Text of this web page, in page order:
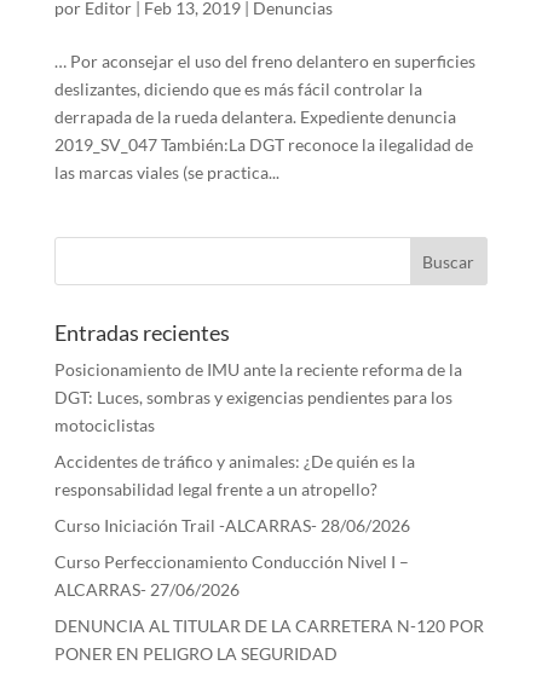
por Editor| Feb 13, 2019| Denuncias
… Por aconsejar el uso del freno delantero en superficies
deslizantes, diciendo que es más fácil controlar la
derrapada de la rueda delantera. Expediente denuncia
2019_SV_047 También:La DGT reconoce la ilegalidad de
las marcas viales (se practica...
Entradas recientes
Posicionamiento de IMU ante la reciente reforma de la
DGT: Luces, sombras y exigencias pendientes para los
motociclistas
Accidentes de tráfico y animales: ¿De quién es la
responsabilidad legal frente a un atropello?
Curso Iniciación Trail -ALCARRAS- 28/06/2026
Curso Perfeccionamiento Conducción Nivel I –
ALCARRAS- 27/06/2026
DENUNCIA AL TITULAR DE LA CARRETERA N-120 POR
PONER EN PELIGRO LA SEGURIDAD